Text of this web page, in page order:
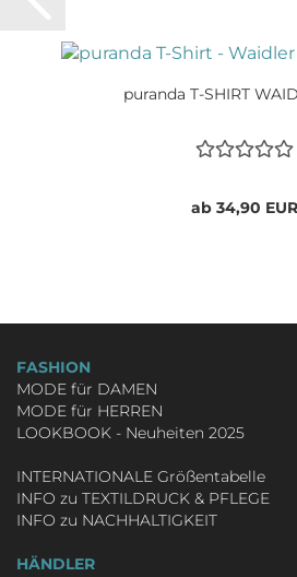
puranda T-SHIRT
ab 34,90 EUR
FASHION
MODE für DAMEN
MODE für HERREN
LOOKBOOK - Neuheiten 2025
INTERNATIONALE Größentabelle
INFO zu TEXTILDRUCK & PFLEGE
INFO zu NACHHALTIGKEIT
HÄNDLER